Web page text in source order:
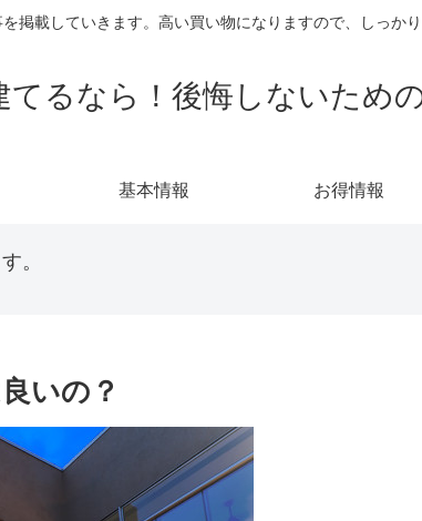
掲載していきます。高い買い物になりますので、しっか
てるなら！後悔しないため
基本情報 お得情報
。
いの？